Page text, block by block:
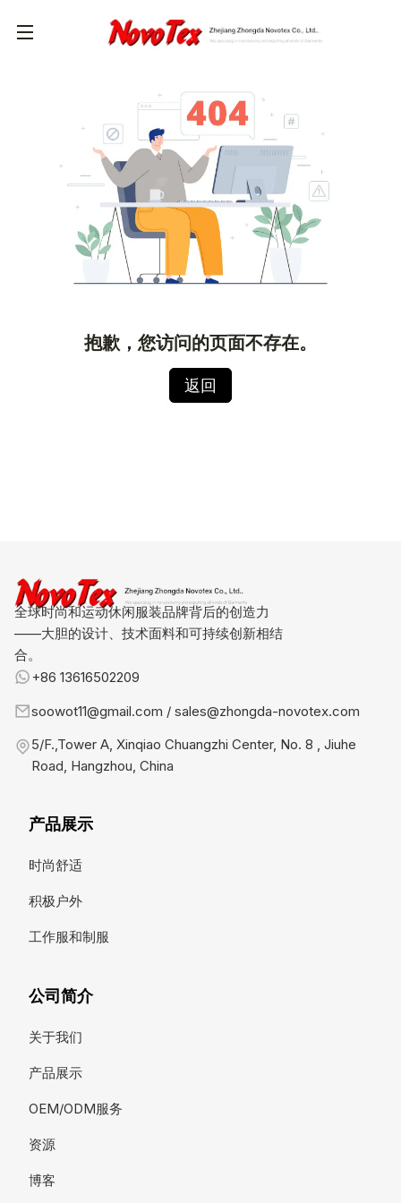
抱歉，您访问的页面不存在。
返回
全球时尚和运动休闲服装品牌背后的创造力
——大胆的设计、技术面料和可持续创新相结
合。
+86 13616502209
soowot11@gmail.com / sales@zhongda-novotex.com
5/F.,Tower A, Xinqiao Chuangzhi Center, No. 8 , Jiuhe
Road, Hangzhou, China
产品展示
时尚舒适
积极户外
工作服和制服
公司简介
关于我们
产品展示
OEM/ODM服务
资源
博客